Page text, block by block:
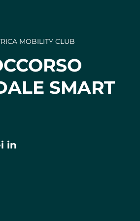
MOBILITY CLUB
SMART
in